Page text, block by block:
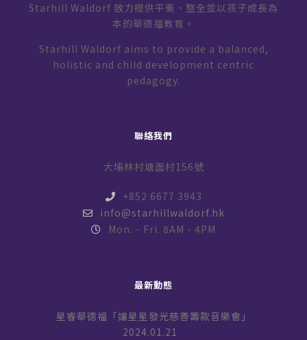
Starhill Waldorf 致力提供平衡、整全並以孩子成長為
本的華德福教育。
Starhill Waldorf aims to provide a balanced,
holistic and child development centric
pedagogy.
聯絡我們
大埔林村塘面村156號
+852 6677 3943
info@starhillwaldorf.hk
Mon. - Fri. 8AM - 4PM
最新動態
星睿華德福「讓星星發光慈善籌款音樂會」
2024.01.21